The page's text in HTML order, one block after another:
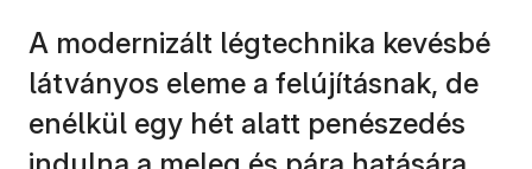
A modernizált légtechnika kevésbé
látványos eleme a felújításnak, de
enélkül egy hét alatt penészedés